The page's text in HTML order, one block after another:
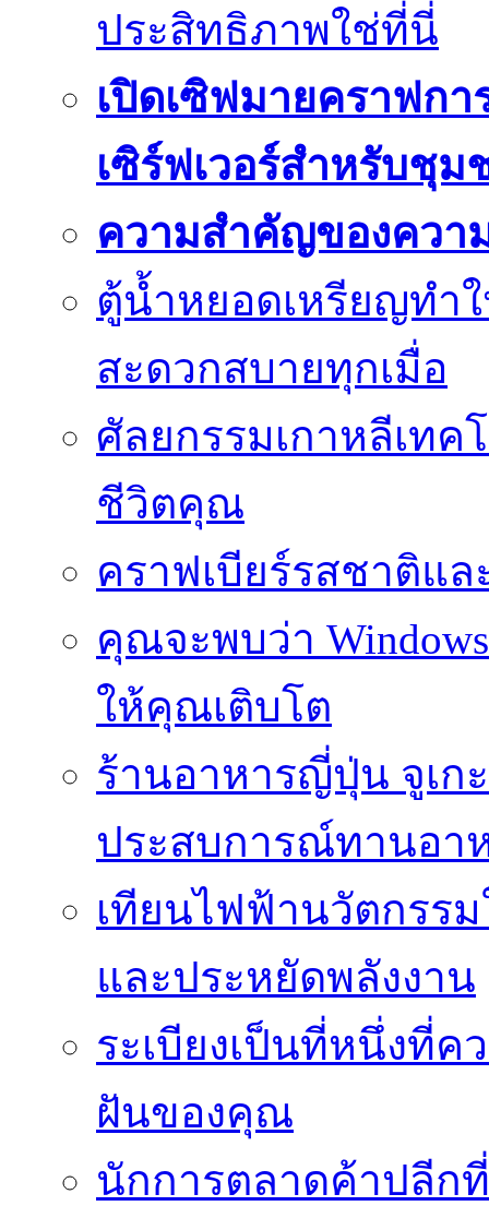
ประสิทธิภาพใช่ที่นี่
เปิดเซิฟมายคราฟกา
เซิร์ฟเวอร์สำหรับชุม
ความสำคัญของควา
ตู้น้ำหยอดเหรียญทำ
สะดวกสบายทุกเมื่อ
ศัลยกรรมเกาหลีเท
ชีวิตคุณ
คราฟเบียร์รสชาติแ
คุณจะพบว่า
ให้คุณเติบโต
ร้านอาหารญี่ปุ่น จูเก
ประสบการณ์ทานอา
เทียนไฟฟ้านวัตกรร
และประหยัดพลังงาน
ระเบียงเป็นที่หนึ่งที่ค
ฝันของคุณ
นักการตลาดค้าปลีก